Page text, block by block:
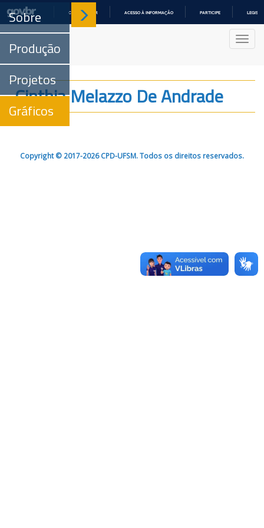
COMUNICA BR ACESSO À INFORMAÇÃO PARTICIPE
Sobre
Produção
Projetos
Gráficos
Cinthia Melazzo De Andrade
Copyright © 2017-2026 CPD-UFSM. Todos os direitos reservados.